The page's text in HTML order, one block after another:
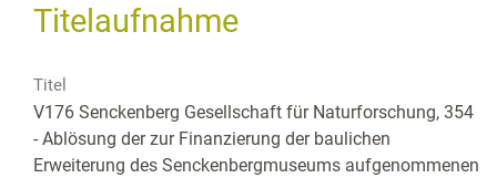
Titelaufnahme
Titel
V176 Senckenberg Gesellschaft für Naturforschung, 354
- Ablösung der zur Finanzierung der baulichen
Erweiterung des Senckenbergmuseums aufgenommenen